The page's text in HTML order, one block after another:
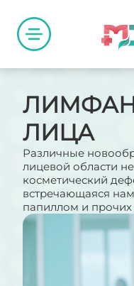
ЛИЦА
Различные
лицевой области
косметический
встречающаяся
папиллом и прочих